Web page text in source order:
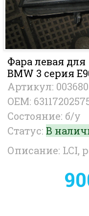
Фара левая для
BMW 3 серия
Артикул: 003680
OEM:
Состояние: б/у
Статус: В
Описание: LCI,